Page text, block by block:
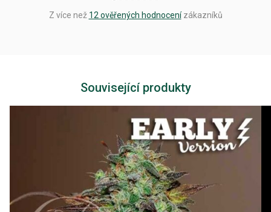
Z více než 12 ověřených hodnocenízákazníků
Související produkty